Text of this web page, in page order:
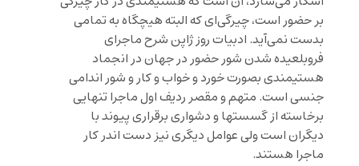
بر حضور است، چیرگی‌ای که البته هیچگاه به تمامی
بدست نمی‌آید. ادبیات روز ژاپن شرح ماجرای
فروبلعیده شدن شور حضور در جهان در انجماد
هستیمندی بصورت خورد و خواب و کار و شور اندامی
جنسی است. متهم و مقصر ردیف اول ماجرا تنهایی
برخاسته از گسستها و دشواری برقراری پیوند با
دیگران است ولی عوامل دیگری نیز دست اندر کار
ماجرا هستند.